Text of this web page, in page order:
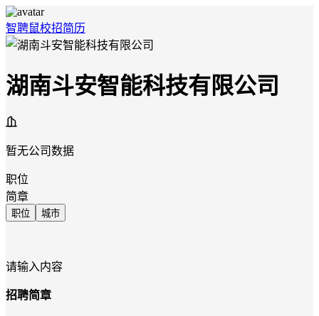
智聘鼠校招简历
湖南斗安智能科技有限公司
暂无公司数据
职位
简章
职位 城市
请输入内容
招聘简章